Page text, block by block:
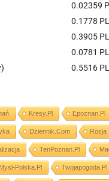
0.02359
0.1778
0.3905
0.0781
0.5516
Kresy.pl Epoznan.pl
Dziennik.com Rosja
TenPoznan.pl
Polska.pl Twojapogoda.pl